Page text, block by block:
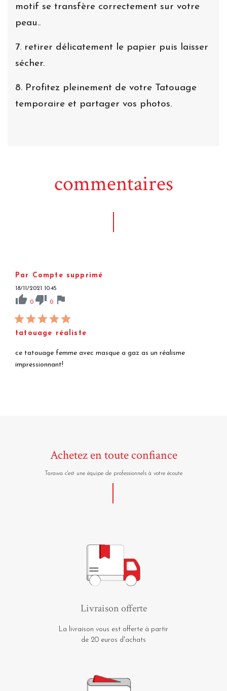
motif se transfère correctement sur votre
peau..
7. retirer délicatement le papier puis laisser
sécher.
8. Profitez pleinement de votre Tatouage
temporaire et partager vos photos.
commentaires
Par Compte supprimé
18/11/2021 10:45
thumb_up 0 thumb_down 0 flag
tatouage réaliste
ce tatouage femme avec masque a gaz as un réalisme
impressionnant!
Achetez en toute confiance
Tarawa c'est une équipe de professionnels à votre écoute
Livraison offerte
La livraison vous est offerte à partir
de 20 euros d'achats